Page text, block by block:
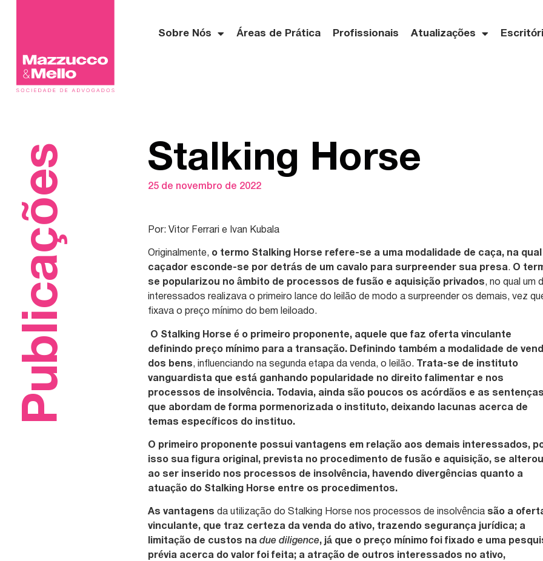
Sobre Nós Áreas de Prática Profissionais Atualizações
Publicações Stalking Horse
25 de novembro de 2022
Por: Vitor Ferrari e Ivan Kubala
Originalmente, o termo Stalking Horse refere-se a uma modalidade de caça, na qual
caçador esconde-se por detrás de um cavalo para surpreender sua presa. O
se popularizou no âmbito de processos de fusão e aquisição privados, no qual um
interessados realizava o primeiro lance do leilão de modo a surpreender os demais, vez
fixava o preço mínimo do bem leiloado.
O Stalking Horse é o primeiro proponente, aquele que faz oferta vinculante
definindo preço mínimo para a transação. Definindo também a modalidade de
dos bens, influenciando na segunda etapa da venda, o leilão.
Trata-se de instituto
vanguardista que está ganhando popularidade no direito falimentar e nos
processos de insolvência. Todavia, ainda são poucos os acórdãos e as sentenças
que abordam de forma pormenorizada o instituto, deixando lacunas acerca de
temas específicos do instituo.
O primeiro proponente possui vantagens em relação aos demais interessados,
isso sua figura original, prevista no procedimento de fusão e aquisição, se alterou
ao ser inserido nos processos de insolvência, havendo divergências quanto a
atuação do Stalking Horse entre os procedimentos.
As vantagens da utilização do Stalking Horse nos processos de insolvência são a
vinculante, que traz certeza da venda do ativo, trazendo segurança jurídica; a
limitação de custos nadue diligence, já que o preço mínimo foi fixado e uma
prévia acerca do valor foi feita; a atração de outros interessados no ativo,